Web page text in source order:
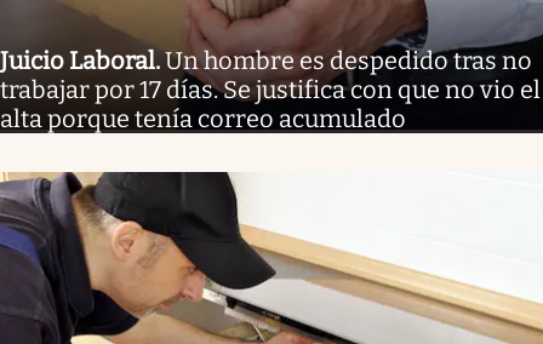
Juicio Laboral.Un hombre es despedido tras no
trabajar por 17 días. Se justifica con que no vio el
alta porque tenía correo acumulado